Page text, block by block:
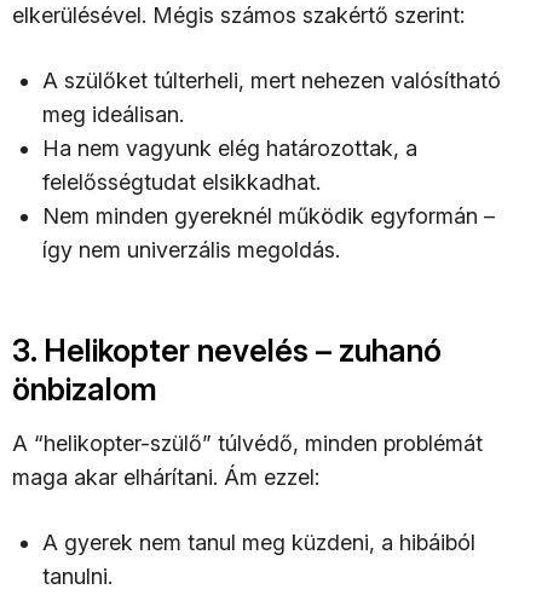
elkerülésével. Mégis számos szakértő szerint:
A szülőket túlterheli, mert nehezen valósítható
meg ideálisan.
Ha nem vagyunk elég határozottak, a
felelősségtudat elsikkadhat.
Nem minden gyereknél működik egyformán –
így nem univerzális megoldás.
3. Helikopter nevelés – zuhanó
önbizalom
A “helikopter-szülő” túlvédő, minden problémát
maga akar elhárítani. Ám ezzel:
A gyerek nem tanul meg küzdeni, a hibáiból
tanulni.